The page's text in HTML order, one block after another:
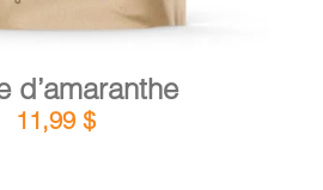
d’amaranthe
11,99 $